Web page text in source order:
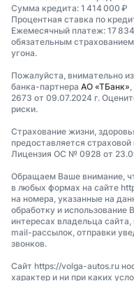
Сумма кредита: 1 414 000 ₽
Процентная ставка по
Ежемесячный платеж: 17
обязательным
угона.
Пожалуйста, внимательно
банка-партнера АО «ТБанк»
2673 от 09.07.2024 г.
риски.
Страхование жизни,
предоставляется
Лицензия ОС № 0928 от
Обращаем Ваше внимание,
в любых формах на сайте
на номера, указанные на
обработку и
интересах владельца
mail-рассылок, отправки
звонков.
Сайт https://volga-autos.ru
характер и ни при каких